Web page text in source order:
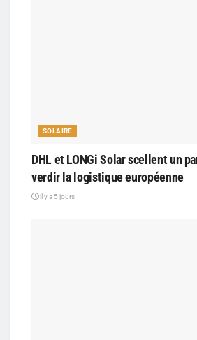
SOLAIRE
DHL et LONGi Solar scellent un
verdir la logistique européenne
il y a 5 jours